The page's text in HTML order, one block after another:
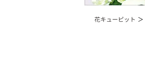
花キューピット